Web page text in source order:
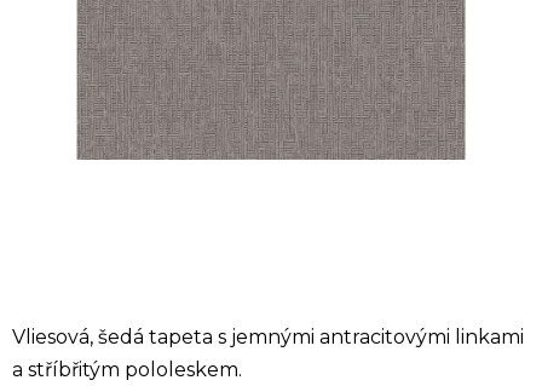
Vliesová, šedá tapeta s jemnými antracitovými linkami
a stříbřitým pololeskem.